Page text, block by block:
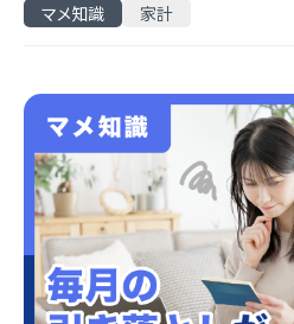
マメ知識 家計